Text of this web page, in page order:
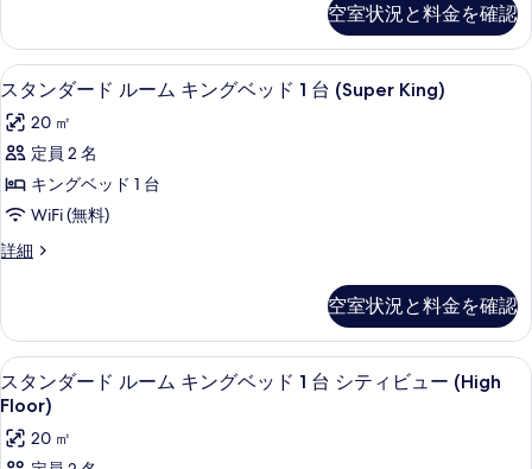
ィ
ビ
ュ
ー
(High
Floor)
の
す
て
の
写
真
を
テ
ィ
ビ
ュ
ー
(High
Floor)
詳
細
ム
キ
ン
グ
ベ
ッ
ド
1
フ
ァ
ー
ベ
ッ
ー
ド
ル
ム
キ
グ
ベ
ド
フ
ァ
ー
ベ
ッ
ド
空室状況と料金を確認
ス
タ
ン
ダ
ー
ド
ル
ム
キ
ン
グ
ベ
9
スタンダード ルーム キングベッド 1 台 (Super King)
20 ㎡
定員 2 名
キングベッド 1 台
WiFi (無料)
詳細
ス
ー
ド
ル
ー
キ
ン
空室状況と料金を確認
ス
タ
ン
ダ
10
スタンダード ルーム キングベッド 1 台 シティビュー (High
Floor)
20 ㎡